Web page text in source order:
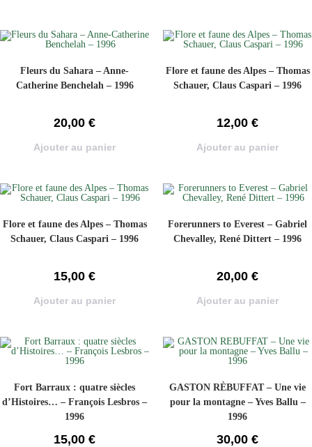
Fleurs du Sahara – Anne-
Catherine Benchelah – 1996
20,00 €
Ajouter au panier
Flore et faune des Alpes – Thomas
Schauer, Claus Caspari – 1996
12,00 €
Ajouter au panier
Flore et faune des Alpes – Thomas
Schauer, Claus Caspari – 1996
15,00 €
Ajouter au panier
Forerunners to Everest – Gabriel
Chevalley, René Dittert – 1996
20,00 €
Ajouter au panier
Fort Barraux : quatre siècles
d’Histoires… – François Lesbros –
1996
15,00 €
GASTON RÈBUFFAT – Une vie
pour la montagne – Yves Ballu –
1996
30,00 €